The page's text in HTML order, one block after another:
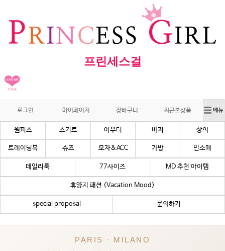
프린세스걸
로그인 마이페이지 장바구니 최근본상품
원피스 스커트 아우터 바지 상의
트레이닝복 슈즈 모자&ACC 가방 민소매
데일리룩 77사이즈 MD 추천 아이템
휴양지 패션 (Vacation Mood)
special proposal 문의하기
PARIS · MILANO